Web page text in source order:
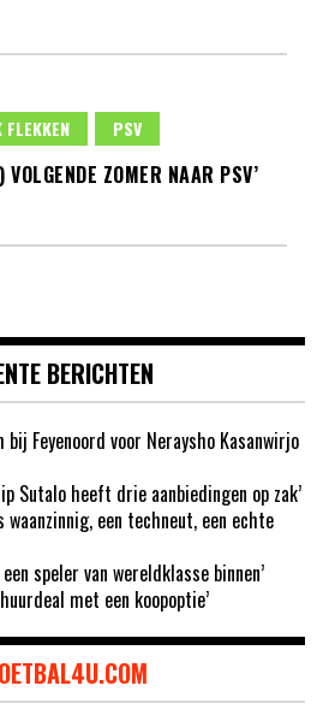
FLEKKEN PSV
ZOMER NAAR PSV’
BERICHTEN
Feyenoord voor Neraysho Kasanwirjo
Sutalo heeft drie aanbiedingen op zak’
waanzinnig, een techneut, een echte
speler van wereldklasse binnen’
met een koopoptie’